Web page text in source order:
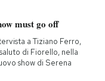
must go off
a Tiziano Ferro,
di Fiorello, nella
show di Serena